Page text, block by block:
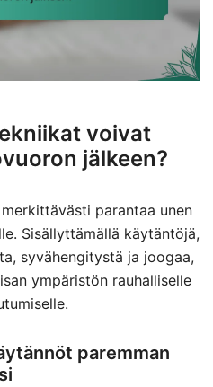
voivat
jälkeen?
parantaa unen
Sisällyttämällä käytäntöjä,
syvähengitystä ja joogaa,
ympäristön rauhalliselle
paremman